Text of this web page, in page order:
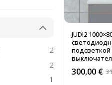
2
2
1
JUDI2
300,00 €
Текущая